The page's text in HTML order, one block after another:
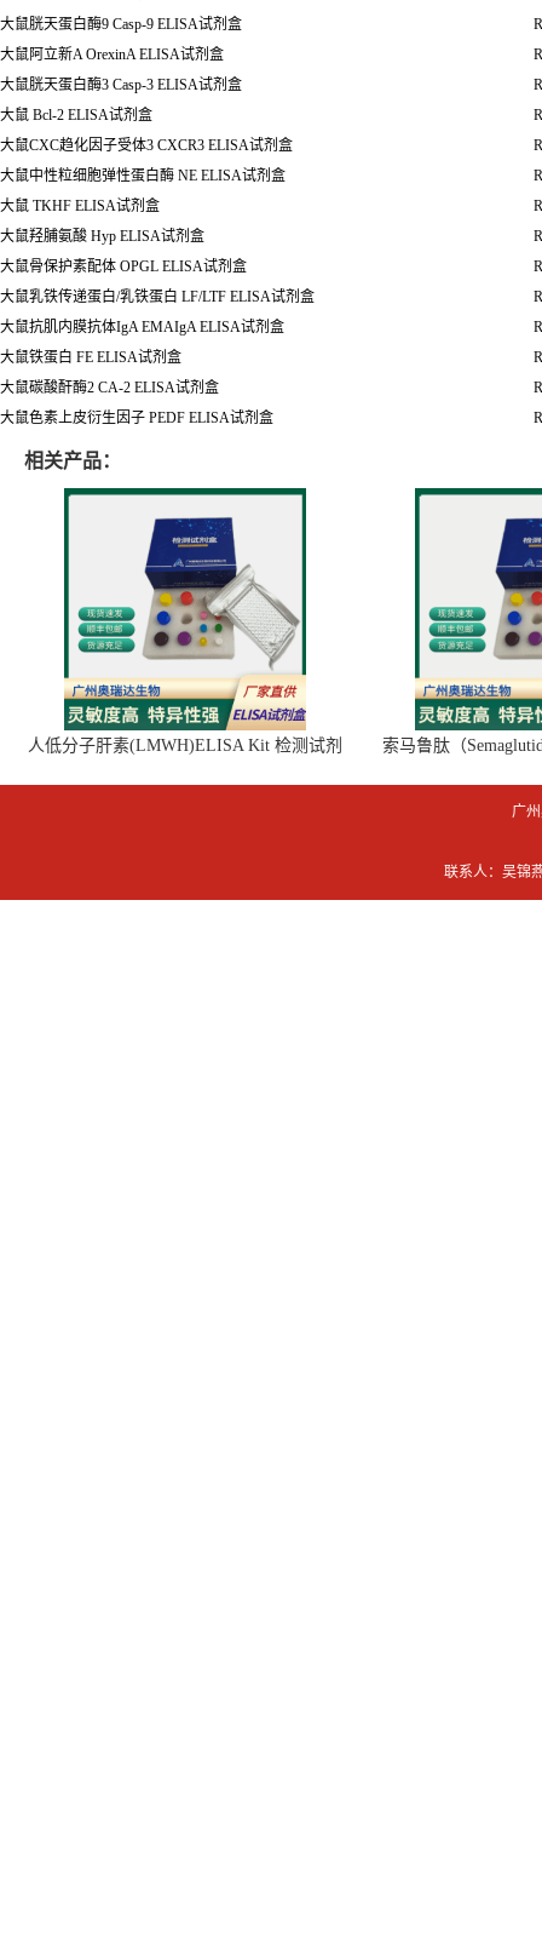
大鼠胱天蛋白酶9 Casp-9 ELISA试剂盒
大鼠阿立新A OrexinA ELISA试剂盒
大鼠胱天蛋白酶3 Casp-3 ELISA试剂盒
大鼠 Bcl-2 ELISA试剂盒
大鼠CXC趋化因子受体3 CXCR3 ELISA试剂盒
大鼠中性粒细胞弹性蛋白酶 NE ELISA试剂盒
大鼠 TKHF ELISA试剂盒
大鼠羟脯氨酸 Hyp ELISA试剂盒
大鼠骨保护素配体 OPGL ELISA试剂盒
大鼠乳铁传递蛋白/乳铁蛋白 LF/LTF ELISA试剂盒
大鼠抗肌内膜抗体IgA EMAIgA ELISA试剂盒
大鼠铁蛋白 FE ELISA试剂盒
大鼠碳酸酐酶2 CA-2 ELISA试剂盒
大鼠色素上皮衍生因子 PEDF ELISA试剂盒
相关产品：
人低分子肝素(LMWH)ELISA Kit 检测试剂
索马鲁肽（
广
联系人：吴锦